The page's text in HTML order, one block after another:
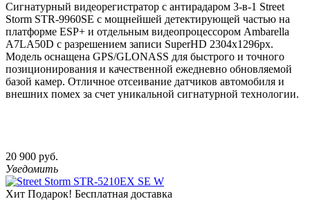
Сигнатурный видеорегистратор с антирадаром 3-в-1 Street
Storm STR-9960SE с мощнейшей детектирующей частью на
платформе ESP+ и отдельным видеопроцессором Ambarella
A7LA50D c разрешением записи SuperHD 2304х1296px.
Модель оснащена GPS/GLONASS для быстрого и точного
позиционирования и качественной ежедневно обновляемой
базой камер. Отличное отсеивание датчиков автомобиля и
внешних помех за счет уникальной сигнатурной технологии.
20 900 руб.
Уведомить
Хит Подарок! Бесплатная доставка